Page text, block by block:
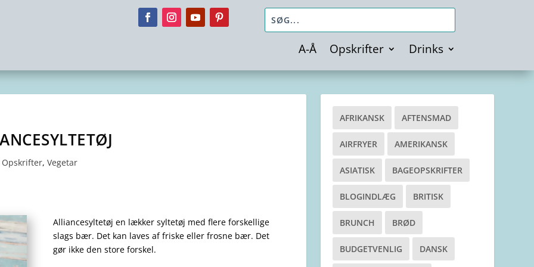
A-Å Opskrifter Drinks
Opskrifter,Vegetar
Alliancesyltetøj en lækker syltetøj med flere forskellige
slags bær. Det kan laves af friske eller frosne bær. Det
gør ikke den store forskel.
AFRIKANSK AFTENSMAD
AIRFRYER AMERIKANSK
ASIATISK BAGEOPSKRIFTER
BLOGINDLÆG BRITISK
BRUNCH BRØD
BUDGETVENLIG DANSK